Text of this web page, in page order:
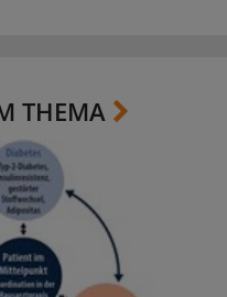
THEMA